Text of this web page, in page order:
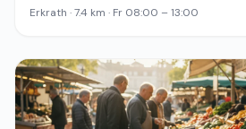
Erkrath · 7.4 km · Fr 08:00 – 13:00